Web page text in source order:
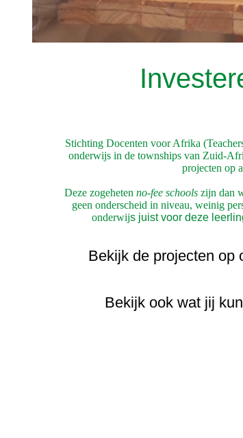
Stichting Docenten voor Afrika
onderwijs in de townships van Zuid-
projecten op
Deze zogeheten no-fee schools zijn dan
geen onderscheid in niveau, weinig
onderwijs juist voor deze
Bekijk de projecten op
Bekijk ook wat jij